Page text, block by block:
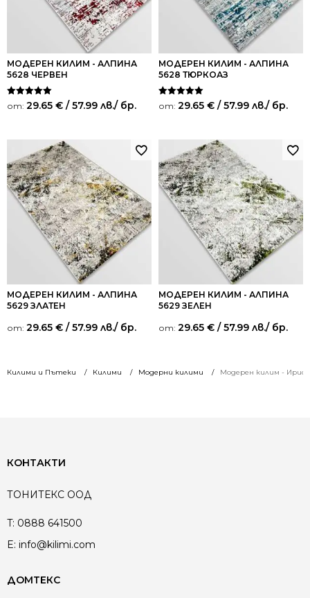
Килими и Пътеки Килими Модерни килими Модерен килим - Ирис
МОДЕРЕН КИЛИМ - АЛПИНА
5628 ЧЕРВЕН
Оценено на
5.00
от: 29.65 € / 57.99 лв./ бр.
МОДЕРЕН КИЛИМ - АЛПИНА
5628 ТЮРКОАЗ
Оценено на
5.00
от: 29.65 € / 57.99 лв./ бр.
МОДЕРЕН КИЛИМ - АЛПИНА
5629 ЗЛАТЕН
от: 29.65 € / 57.99 лв./ бр.
МОДЕРЕН КИЛИМ - АЛПИНА
5629 ЗЕЛЕН
от: 29.65 € / 57.99 лв./ бр.
КОНТАКТИ
ТОНИТЕКС ООД
T: 0888 641500
E: info@kilimi.com
ДОМТЕКС